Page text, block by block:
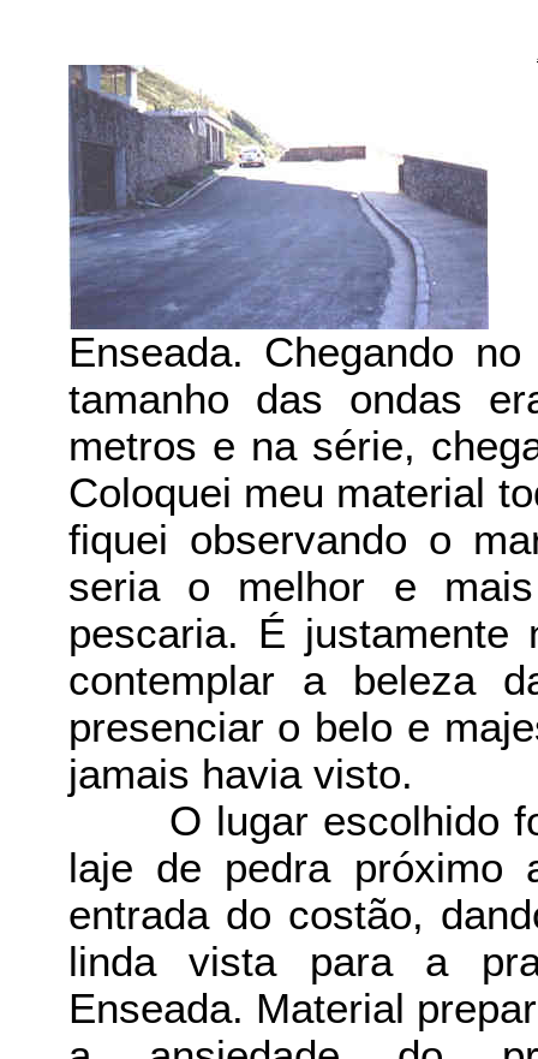
Enseada. Chegando
tamanho das ondas
metros e na série,
Coloquei meu material
fiquei observando o
seria o melhor e
pescaria. É
contemplar a beleza
presenciar o belo e
jamais havia visto.
O lugar escolhido
laje de pedra próximo
entrada do costão,
linda vista para a
Enseada. Material